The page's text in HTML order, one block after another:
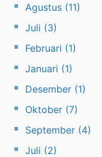
Agustus (11)
Juli (3)
Februari (1)
Januari (1)
Desember (1)
Oktober (7)
September (4)
Juli (2)